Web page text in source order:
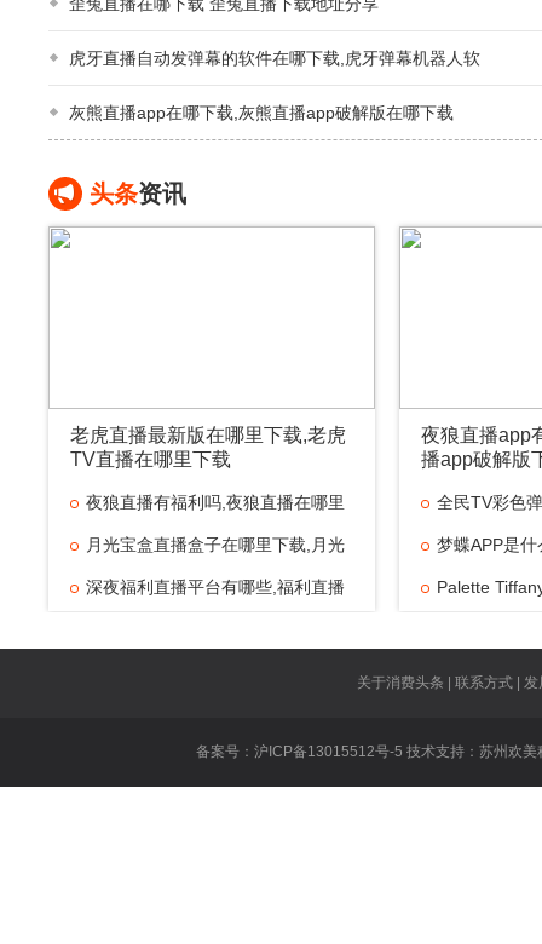
歪兔直播在哪下载 歪兔直播下载地址分享
虎牙直播自动发弹幕的软件在哪下载,虎牙弹幕机器人软
灰熊直播app在哪下载,灰熊直播app破解版在哪下载
头条资讯
老虎直播最新版在哪里下载,老虎
TV直播在哪里下载
夜狼直播有福利吗,夜狼直播在哪里
月光宝盒直播盒子在哪里下载,月光
深夜福利直播平台有哪些,福利直播
夜狼直播app
播app破解版
全民TV彩色
梦蝶APP是
地 Palette
雨烟直播在
Fa东北二嫂水
关于消费头条 | 联系方式 |
备案号：沪ICP备13015512号-5 技术支持： 苏州欢美